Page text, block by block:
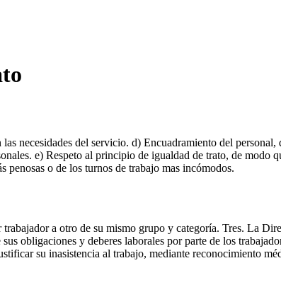
necesidades del servicio. d) Encuadramiento del personal,
e) Respeto al principio de igualdad de trato, de modo
o de los turnos de trabajo mas incómodos.
a otro de su mismo grupo y categoría. Tres. La
obligaciones y deberes laborales por parte de los
su inasistencia al trabajo, mediante reconocimiento